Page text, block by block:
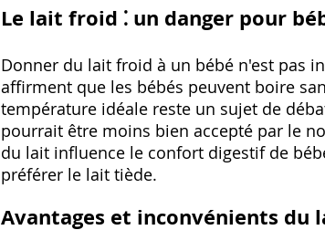
Le lait froid ⁚ un danger pour
Donner du lait froid à un bébé n'est pas
affirment que les bébés peuvent boire
température idéale reste un sujet de
pourrait être moins bien accepté par le
du lait influence le confort digestif de
préférer le lait tiède.
Avantages et inconvénients du